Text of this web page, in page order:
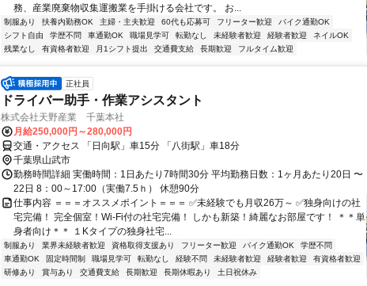
務、産業廃棄物収集運搬業を手掛ける会社です。 お...
制服あり 扶養内勤務OK 主婦・主夫歓迎 60代も応募可 フリーター歓迎
バイク通勤OK
シフト自由
学歴不問 車通勤OK 職場見学可 転勤なし 未経験者歓迎 経験者歓迎
ネイルOK
残業なし
有資格者歓迎 月1シフト提出 交通費支給 長期歓迎 フルタイム歓迎
正社員
ドライバー助手・作業アシスタント
株式会社天野産業 千葉本社
月給250,000円～280,000円
交通・アクセス 「日向駅」車15分 「八街駅」車18分
千葉県山武市
勤務時間詳細 実働時間：1日あたり7時間30分 平均勤務日数：1ヶ月あたり20日 〜
22日 8：00～17:00（実働7.5ｈ） 休憩90分
仕事内容 ＝＝＝オススメポイント＝＝＝ ✅未経験でも月収26万～ ✅独身向けの社
宅完備！ 完全個室！Wi-Fi付の社宅完備！ しかも新築！綺麗なお部屋です！ ＊＊単
身者向け＊＊ １Kタイプの独身社宅...
制服あり 業界未経験者歓迎 資格取得支援あり フリーター歓迎 バイク通勤OK
学歴不問
車通勤OK
固定時間制 職場見学可 転勤なし 経験不問 未経験者歓迎 経験者歓迎
有資格者歓迎
研修あり
賞与あり 交通費支給 長期歓迎 長期休暇あり 土日祝休み